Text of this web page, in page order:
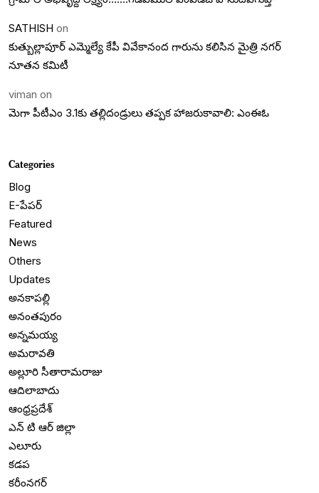
SATHISH on
కుత్బుల్లాపూర్ ఎమ్మెల్యే కేపీ వివేకానంద గారును కలిసిన మైత్రి నగర్
నూతన కమిటీ
viman on
మెగా పీటీఎం 3.1కు తల్లిదండ్రులు తప్పక హాజరుకావాలి: ఎంఈఓ
Categories
Blog
E-పేపర్
Featured
News
Others
Updates
అనకాపల్లి
అనంతపురం
అన్నమయ్య
అమరావతి
అల్లూరి సీతారామరాజు
ఆదిలాబాదు
ఆంధ్రప్రదేశ్
ఎన్ టి ఆర్ జిల్లా
ఎలూరు
కడప
కరీంనగర్